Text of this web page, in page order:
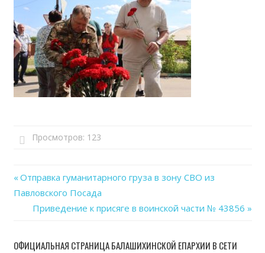
Просмотров: 123
Навигация
записям
Previous
Post:
Отправка гуманитарного груза в зону СВО из
Павловского Посада
Next
Приведение к присяге в воинской части № 43856
ОФИЦИАЛЬНАЯ СТРАНИЦА БАЛАШИХИНСКОЙ ЕПАРХИИ В СЕТИ